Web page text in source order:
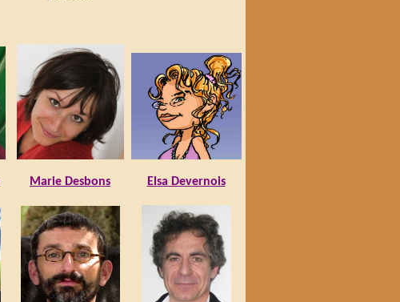
Marie Desbons Elsa Devernois